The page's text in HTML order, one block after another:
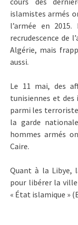
islamistes armés
l’armée en
recrudescence de
Algérie, mais
aussi.
Le 11 mai, des
tunisiennes et
parmi les
la garde
hommes armés
Caire.
Quant à la Libye,
pour libérer la
« État islamique »